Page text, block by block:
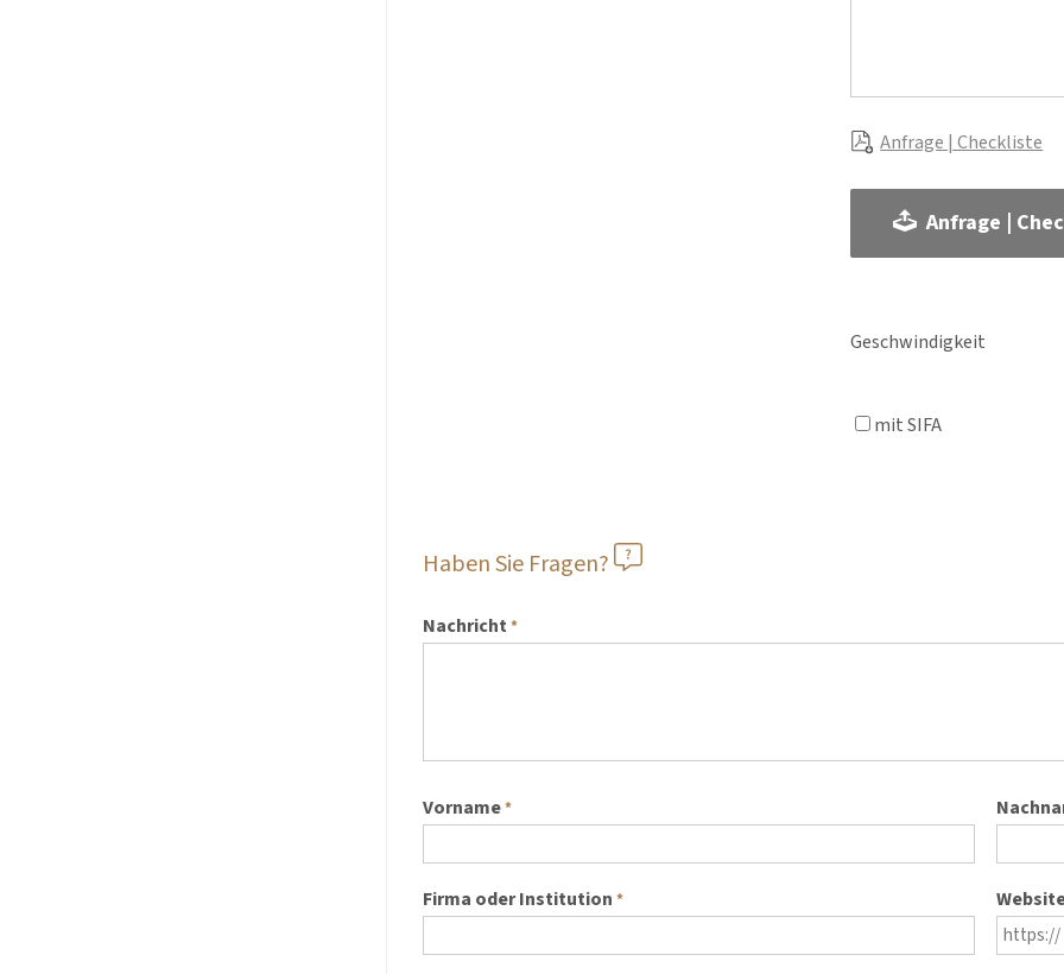
Anfrage | Checkliste
Anfrage |
Geschwindigkeit
mit SIFA
Haben Sie Fragen?
Nachricht*
Vorname*
Firma oder Institution *